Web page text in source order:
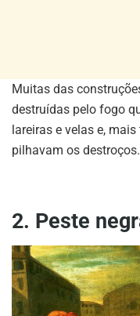
Muitas das
destruídas pelo fogo
lareiras e velas e,
pilhavam os destroços.
2. Peste